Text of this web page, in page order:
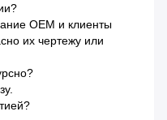
OEM и клиенты
их чертежу или